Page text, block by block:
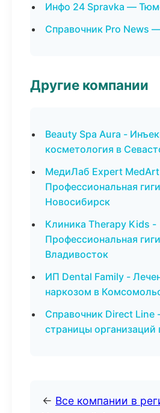
Инфо 24 Spravka —
Справочник Pro News
Другие компании
Beauty Spa Aura -
косметология в
МедиЛаб Expert
Профессиональная
Новосибирск
Клиника Therapy Kids -
Профессиональная
Владивосток
ИП Dental Family -
наркозом в
Справочник Direct
страницы организаций
← Все компании в